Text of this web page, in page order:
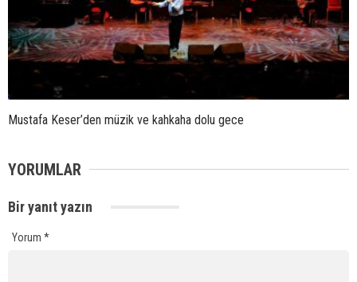
Mustafa Keser’den müzik ve kahkaha dolu gece
YORUMLAR
Bir yanıt yazın
Yorum *